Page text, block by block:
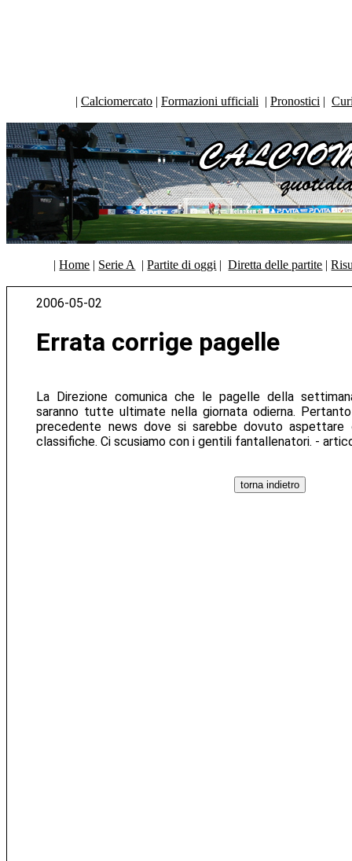
| Calciomercato | Formazioni ufficiali | Pronostici |
|Home | Serie A |Partite di oggi |Diretta delle partite |
2006-05-02
Errata corrige pagelle
La Direzione comunica che le pagelle della
saranno tutte ultimate nella giornata odierna.
precedente news dove si sarebbe dovuto
classifiche. Ci scusiamo con i gentili fantallenatori. -